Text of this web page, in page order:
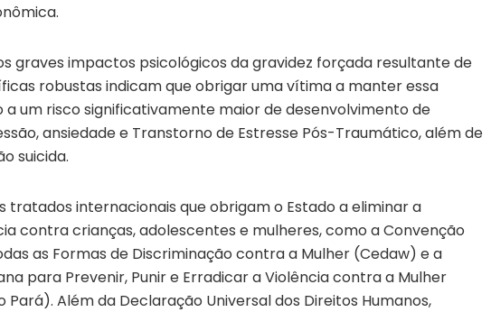
graves impactos psicológicos da gravidez forçada resultante de
robustas indicam que obrigar uma vítima a manter essa
a um risco significativamente maior de desenvolvimento de
ansiedade e Transtorno de Estresse Pós-Traumático, além de
suicida.
tratados internacionais que obrigam o Estado a eliminar a
contra crianças, adolescentes e mulheres, como a Convenção
as Formas de Discriminação contra a Mulher (Cedaw) e a
para Prevenir, Punir e Erradicar a Violência contra a Mulher
Pará). Além da Declaração Universal dos Direitos Humanos,